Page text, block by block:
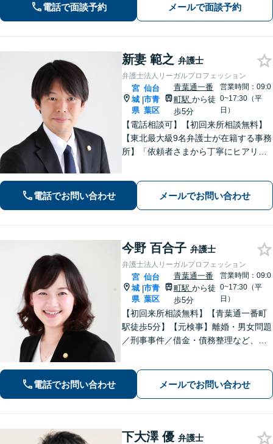
ートを【離婚問題】男性側からの相談
実績が豊富です【青葉通一番町駅4分】
電話で面談予約 メールで面談予約
新妻 範之 弁護士
弁護士法人リーガルプロフェッション
宮
城
県
|
仙台
市青
葉区
青葉通一番
町駅 から徒
歩5分
営業時間：09:0
0~17:30（平
日）
【電話相談可】【初回来所相談無料】
【東北最大級9名弁護士が在籍する事務
所】「依頼者さまから丁寧にヒアリン
可」多角的な視点で労働問題をサポー
ト【休日夜間相談可】【完全個室対
電話でお問い合わせ メールでお問い合わせ
今野 百合子 弁護士
弁護士法人リーガルプロフェッション
宮
城
県
|
仙台
市青
葉区
青葉通一番
町駅 から徒
歩5分
営業時間：09:0
0~17:30（平
日）
【初回来所相談無料】【青葉通一番町
駅徒歩5分】【元検事】離婚・男女問題
／刑事事件／借金・債務整理など、あ
い、最善の解決策へと導くことを最も
重視しています。お困りの方はご相談
電話でお問い合わせ メールでお問い合わせ
下大澤 優 弁護士